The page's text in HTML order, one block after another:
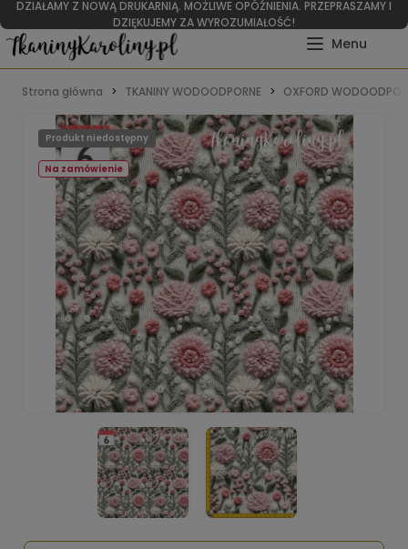
DZIAŁAMY Z NOWĄ DRUKARNIĄ. MOŻLIWE OPÓŹNIENIA. PRZEPRASZAMY I
DZIĘKUJEMY ZA WYROZUMIAŁOŚĆ!
Strona główna TKANINY WODOODPORNE OXFORD
Na zamówienie
Produkt niedostępny